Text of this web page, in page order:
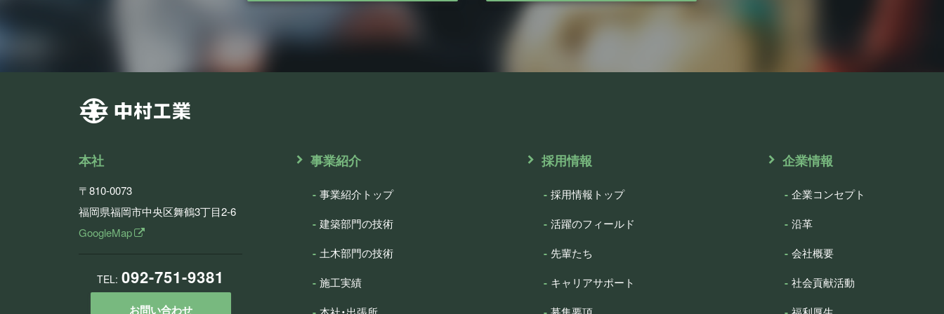
本社
〒810-0073
福岡県福岡市中央区舞鶴3丁目2-6
GoogleMap
TEL: 092-751-9381
お問い合わせ
事業紹介
事業紹介トップ
建築部門の技術
土木部門の技術
施工実績
採用情報
採用情報トップ
活躍のフィールド
先輩たち
キャリアサポート
企業情報
企業コンセプト
沿革
会社概要
社会貢献活動